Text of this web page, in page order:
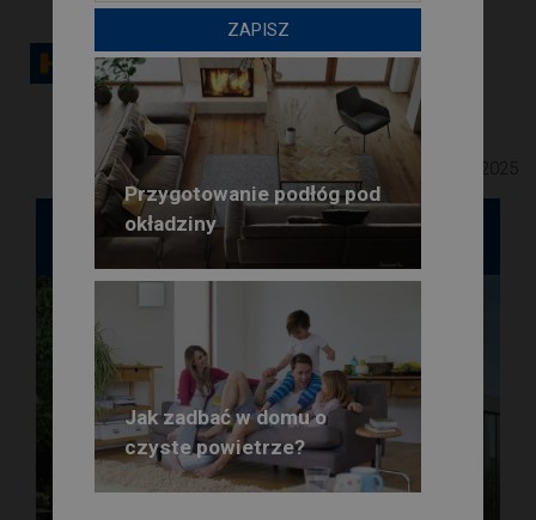
Październik 2025
Przygotowanie podłóg pod
okładziny
Jak zadbać w domu o
czyste powietrze?
ZAPISZ